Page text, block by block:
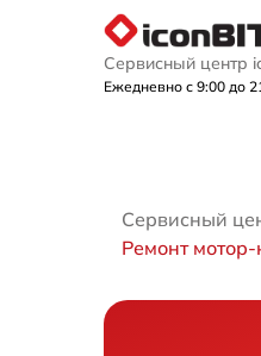
Сервисный центр
Ежедневно с 9:00 до
Сервисный
Ремонт мотор-